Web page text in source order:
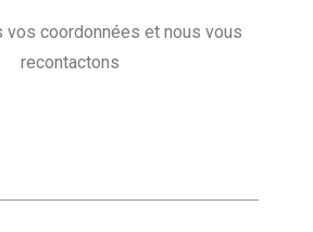
vos coordonnées et nous vous
recontactons